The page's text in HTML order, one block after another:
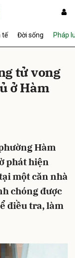
tế Đời sống Pháp
tử vong
ở Hàm
Hàm
phát hiện
một căn nhà
chóng được
điều tra, làm
Gửi